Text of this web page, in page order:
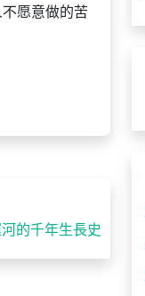
愿意做的苦
的千年生長史